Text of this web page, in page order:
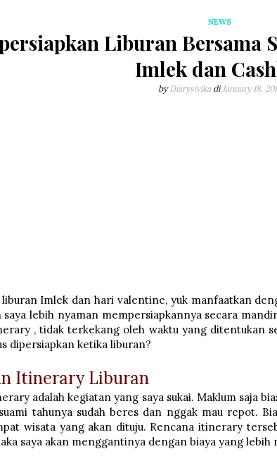
NEWS
Liburan Bersama
Imlek dan
by Diarysivika diJanuary 18,
Imlek dan hari valentine, yuk manfaatkan
saya lebih nyaman mempersiapkannya secara
, tidak terkekang oleh waktu yang ditentukan
dipersiapkan ketika liburan?
Itinerary Liburan
adalah kegiatan yang saya sukai. Maklum saja
tahunya sudah beres dan nggak mau repot.
wisata yang akan dituju. Rencana itinerary
saya akan menggantinya dengan biaya yang lebih